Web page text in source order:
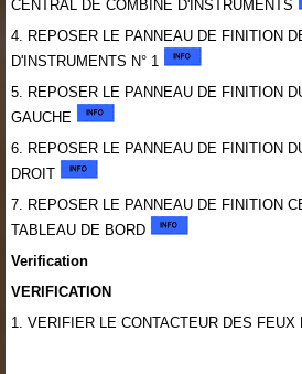
CENTRAL DE COMBINE D'INSTRUMENTS
4. REPOSER LE PANNEAU DE FINITION
D'INSTRUMENTS N° 1
5. REPOSER LE PANNEAU DE FINITION
GAUCHE
6. REPOSER LE PANNEAU DE FINITION
DROIT
7. REPOSER LE PANNEAU DE FINITION
TABLEAU DE BORD
Verification
VERIFICATION
1. VERIFIER LE CONTACTEUR DES FEUX